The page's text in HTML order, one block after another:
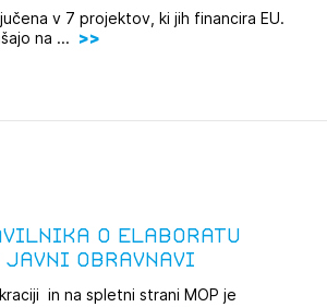
v 7 projektov, ki jih financira EU.
na ...
o elaboratu
javni obravnavi
in na spletni strani MOP je